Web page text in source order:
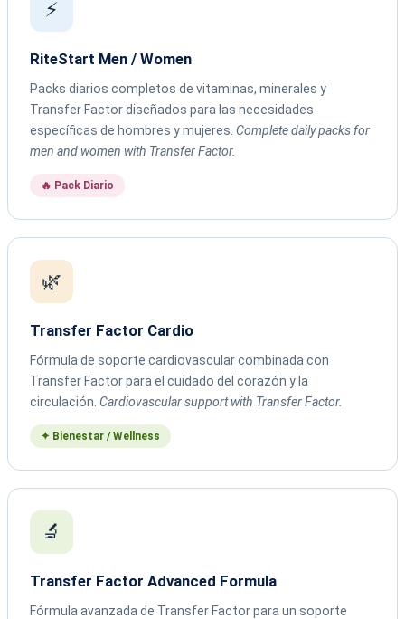
⚡
RiteStart Men / Women
Packs diarios completos de vitaminas, minerales y
Transfer Factor diseñados para las necesidades
específicas de hombres y mujeres. Complete daily packs for
men and women with Transfer Factor.
🔥 Pack Diario
🌿
Transfer Factor Cardio
Fórmula de soporte cardiovascular combinada con
Transfer Factor para el cuidado del corazón y la
circulación. Cardiovascular support with Transfer Factor.
✦ Bienestar / Wellness
🔬
Transfer Factor Advanced Formula
Fórmula avanzada de Transfer Factor para un soporte